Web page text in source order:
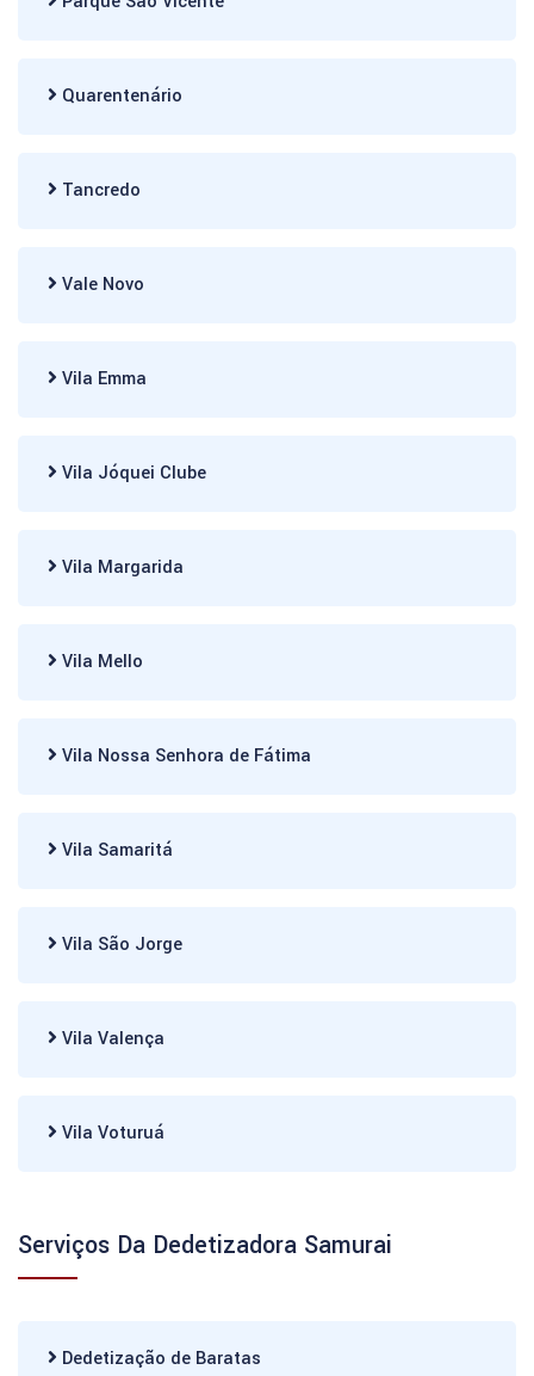
Quarentenário
Tancredo
Vale Novo
Vila Emma
Vila Jóquei Clube
Vila Margarida
Vila Mello
Vila Nossa Senhora de Fátima
Vila Samaritá
Vila São Jorge
Vila Valença
Vila Voturuá
Serviços Da Dedetizadora Samurai
Dedetização de Baratas